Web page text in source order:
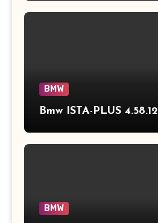
BMW
Bmw ISTA-PLUS 4.58.12
BMW